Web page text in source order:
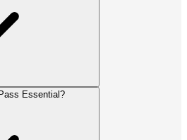
Essential?